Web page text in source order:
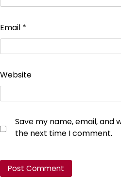
Email *
Website
Save my name, email, and
the next time I comment.